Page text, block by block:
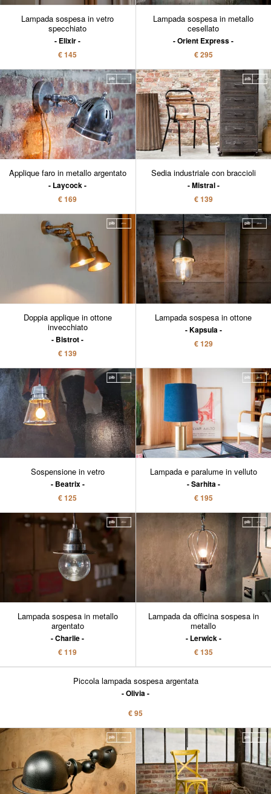
Lampada sospesa in vetro
specchiato
Elixir
€ 145
Lampada sospesa in metallo
cesellato
Orient Express
€ 295
Applique faro in metallo argentato
Laycock
€ 169
Sedia industriale con braccioli
Mistral
€ 139
Doppia applique in ottone
invecchiato
Bistrot
€ 139
Lampada sospesa in ottone
Kapsula
€ 129
Sospensione in vetro
Beatrix
€ 125
Lampada e paralume in velluto
Sarhita
€ 195
Lampada sospesa in metallo
argentato
Charlie
€ 119
Piccola lampada sospesa argentata
Olivia
€ 95
Lampada da officina sospesa in
metallo
Lerwick
€ 135